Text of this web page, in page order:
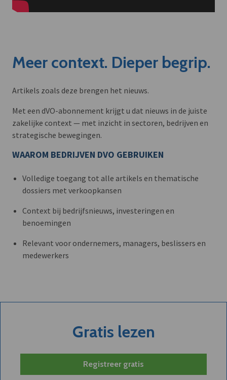
Meer context. Dieper begrip.
Artikels zoals deze brengen het nieuws.
Met een dVO-abonnement krijgt u dat nieuws in de juiste
zakelijke context — met inzicht in sectoren, bedrijven en
strategische bewegingen.
WAAROM BEDRIJVEN DVO GEBRUIKEN
Volledige toegang tot alle artikels en thematische
dossiers met verkoopkansen
Context bij bedrijfsnieuws, investeringen en
benoemingen
Relevant voor ondernemers, managers, beslissers en
medewerkers
Gratis lezen
Registreer gratis